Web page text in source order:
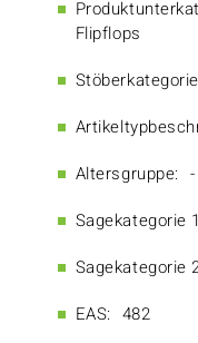
Flipflops
Altersgruppe: -
Sagekategorie
Sagekategorie
EAS: 482